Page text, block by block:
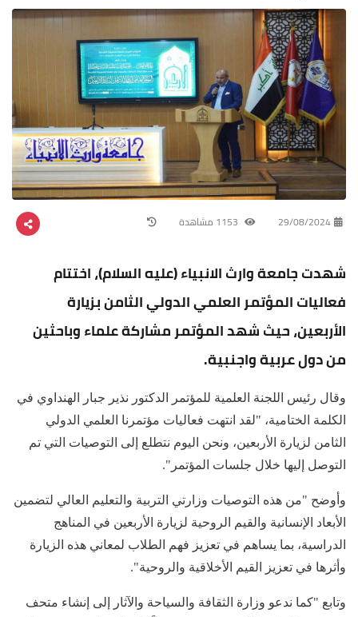
29/08/2024
شهدت جامعة وارث الانبياء (عليه السلام)، اختتام
فعاليات المؤتمر العلمي الدولي الثامن بزيارة
الأربعين، حيث شهد المؤتمر مشاركة علماء وباحثين
من دول عربية واجنبية.
وقال رئيس اللجنة العلمية للمؤتمر الدكتور نذير جبار الهنداوي في
الكلمة الختامية، "لقد انتهت فعاليات مؤتمرنا العلمي الدولي
الثامن لزيارة الأربعين، ونحن اليوم نتطلع إلى التوصيات التي تم
التوصل إليها خلال جلسات المؤتمر".
وأوضح "من هذه التوصيات وزارتي التربية والتعليم العالي لتضمين
الأبعاد الإنسانية والقيم الروحية لزيارة الأربعين في المناهج
الدراسية، بما يساهم في تعزيز فهم الطلاب لمعاني هذه الزيارة
وأثرها في تعزيز القيم الأخلاقية والروحية".
وتابع "كما ندعو وزارة الثقافة والسياحة والآثار إلى إنشاء متحف